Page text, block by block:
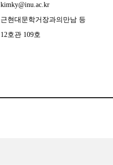
kimky@inu.ac.kr
근현대문학거장과의만남 등
12호관 109호